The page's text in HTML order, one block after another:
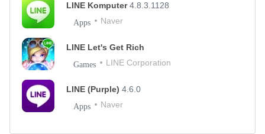
LINE Komputer4.8.3.1128
Apps Naver
LINE Let's Get Rich
Games LINE Corporation
LINE (Purple) 4.6.0
Apps Naver